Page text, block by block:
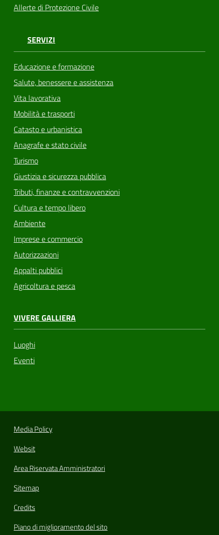
Allerte di Protezione Civile
SERVIZI
Educazione e formazione
Salute, benessere e assistenza
Vita lavorativa
Mobilità e trasporti
Catasto e urbanistica
Anagrafe e stato civile
Turismo
Giustizia e sicurezza pubblica
Tributi, finanze e contravvenzioni
Cultura e tempo libero
Ambiente
Imprese e commercio
Autorizzazioni
Appalti pubblici
Agricoltura e pesca
VIVERE GALLIERA
Luoghi
Eventi
Media Policy
Websit
Area Riservata Amministratori
Sitemap
Credits
Piano di miglioramento del sito